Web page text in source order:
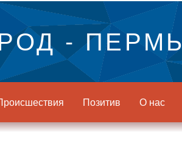
- ПЕРМЬ
Позитив О нас